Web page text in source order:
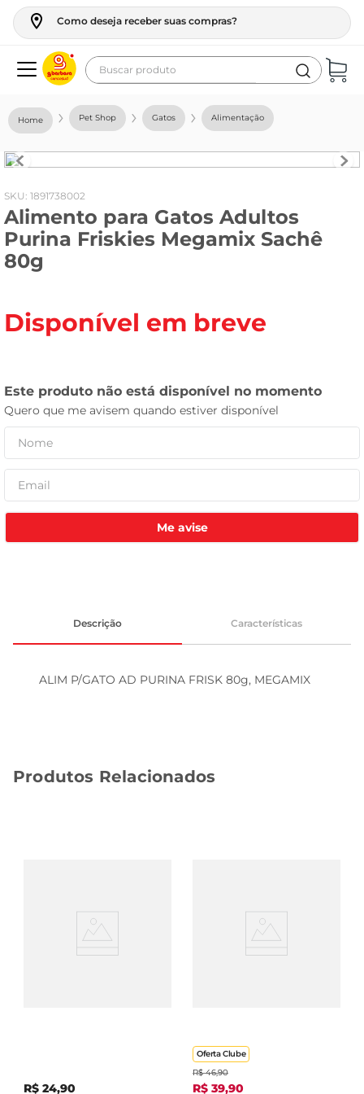
Como deseja receber suas compras?
Buscar produto
Pet Shop Gatos Alimentação
: 1891738002
Alimento para Gatos Adultos
Purina Friskies Megamix Sachê
80g
Disponível em breve
Me avise
Descrição Características
ALIM P/GATO AD PURINA FRISK 80g, MEGAMIX
Produtos Relacionados
R$ 24,90
Oferta Clube
R$ 46,90
R$ 39,90
geladeira
fogao
café
cerveja
frango
vinho
tv